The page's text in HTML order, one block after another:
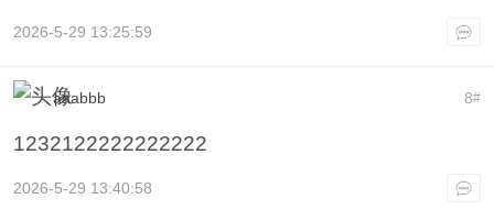
2026-5-29 13:25:59
8#
aaabbb
1232122222222222
2026-5-29 13:40:58